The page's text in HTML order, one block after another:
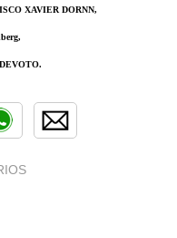
XAVIER DORNN,